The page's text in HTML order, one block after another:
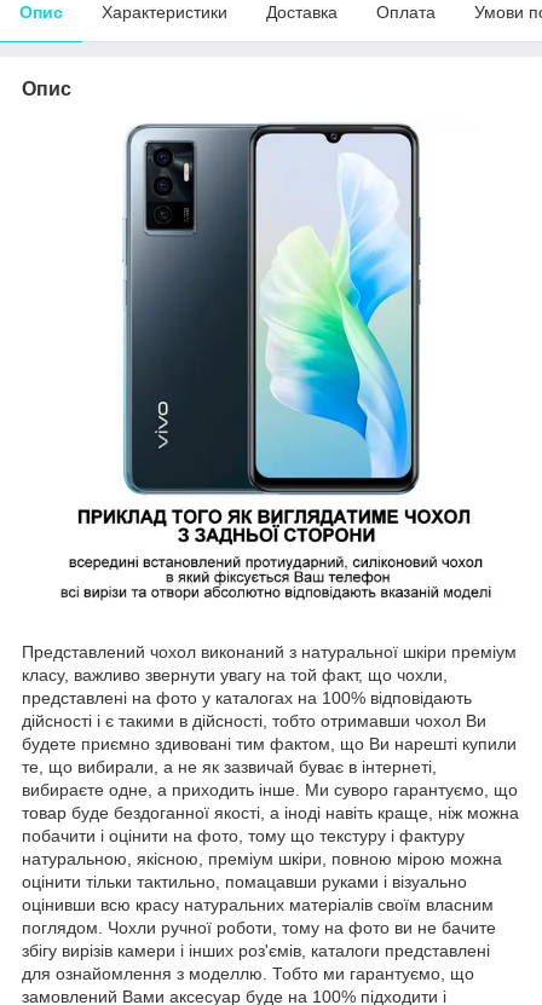
Опис Характеристики Доставка Оплата Умови
Опис
Представлений чохол виконаний з натуральної шкіри преміум
класу, важливо звернути увагу на той факт, що чохли,
представлені на фото у каталогах на 100% відповідають
дійсності і є такими в дійсності, тобто отримавши чохол Ви
будете приємно здивовані тим фактом, що Ви нарешті купили
те, що вибирали, а не як зазвичай буває в інтернеті,
вибираєте одне, а приходить інше. Ми суворо гарантуємо, що
товар буде бездоганної якості, а іноді навіть краще, ніж можна
побачити і оцінити на фото, тому що текстуру і фактуру
натуральною, якісною, преміум шкіри, повною мірою можна
оцінити тільки тактильно, помацавши руками і візуально
оцінивши всю красу натуральних матеріалів своїм власним
поглядом. Чохли ручної роботи, тому на фото ви не бачите
збігу вирізів камери і інших роз'ємів, каталоги представлені
для ознайомлення з моделлю. Тобто ми гарантуємо, що
замовлений Вами аксесуар буде на 100% підходити і